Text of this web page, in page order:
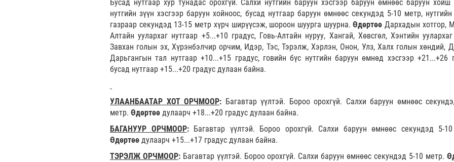
Бусад нутгаар хур тунадас орохгүй. Салхи нутгийн баруун хэсгээр баруун өмнөөс баруун хойш
нутгийн зүүн хэсгээр баруун хойноос, бусад нутгаар баруун өмнөөс секундэд 5-10 метр,
газраар секундэд 13-15 метр хүрч ширүүсэж, шороон шуурга шуурна.Өдөртөө Дархадын хотгор,
Алтайн уулархаг нутгаар +5...+10 градус, Говь-Алтайн нуруу, Хангай, Хөвсгөл, Хэнтийн уулархаг
Завхан голын эх, Хүрэнбэлчир орчим, Идэр, Тэс, Тэрэлж, Хэрлэн, Онон, Улз, Халх голын хөндий,
Дарьгангын тал нутгаар +10...+15 градус, говийн бүс нутгийн баруун өмнөд хэсгээр +21...+26
бусад нутгаар +15...+20 градус дулаан байна.
УЛААНБААТАР ХОТ ОРЧМООР: Багавтар үүлтэй. Бороо орохгүй. Салхи баруун өмнөөс
метр. Өдөртөө дулаарч +18...+20 градус дулаан байна.
БАГАНУУР ОРЧМООР: Багавтар үүлтэй. Бороо орохгүй. Салхи баруун өмнөөс секундэд 5-
Өдөртөө дулаарч +15...+17 градус дулаан байна.
ТЭРЭЛЖ ОРЧМООР: Багавтар үүлтэй. Бороо орохгүй. Салхи баруун өмнөөс секундэд 5-10 метр.